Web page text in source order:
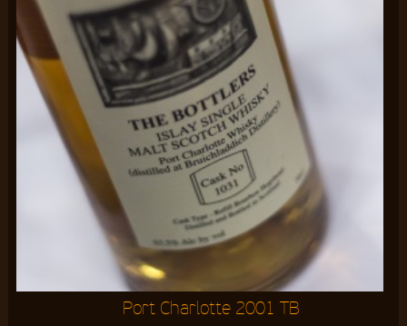
Port Charlotte 2001 TB